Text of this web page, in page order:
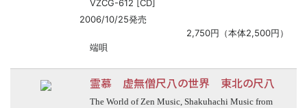
VZCG-612 [CD]
2006/10/25発売
2,750円（本体2,500円）
端唄
霊慕 虚無僧尺八の世界 東北の尺八
The World of Zen Music, Shakuhachi Music from